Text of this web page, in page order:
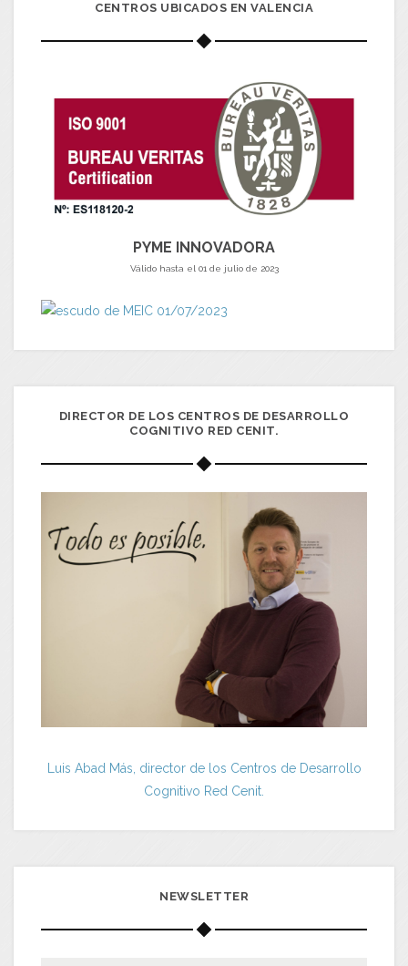
CENTROS UBICADOS EN VALENCIA
PYME INNOVADORA
Válido hasta el 01 de julio de 2023
DIRECTOR DE LOS CENTROS DE DESARROLLO
COGNITIVO RED CENIT.
Luis Abad Más, director de los Centros de Desarrollo
Cognitivo Red Cenit.
NEWSLETTER